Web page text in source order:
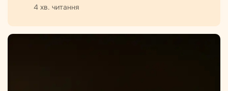
4 хв. читання